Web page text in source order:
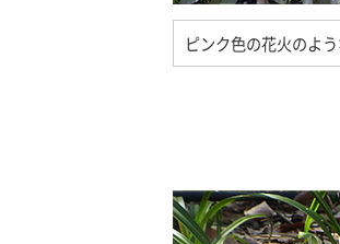
ピンク色の花火のよ